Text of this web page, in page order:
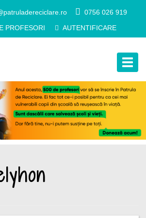
0756 026 919
PROFESORI
AUTENTIFICARE